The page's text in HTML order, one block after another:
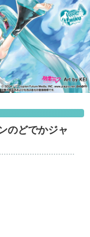
のどでかジャ